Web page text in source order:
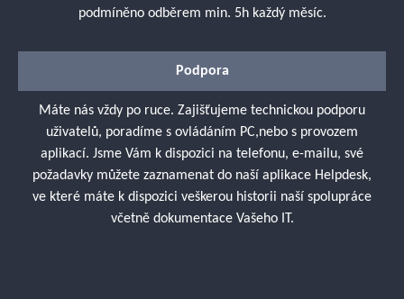
podmíněno odběrem min. 5h každý měsíc.
Podpora
Máte nás vždy po ruce. Zajišťujeme technickou podporu
uživatelů, poradíme s ovládáním PC,nebo s provozem
aplikací. Jsme Vám k dispozici na telefonu, e-mailu, své
požadavky můžete zaznamenat do naší aplikace Helpdesk,
ve které máte k dispozici veškerou historii naší spolupráce
včetně dokumentace Vašeho IT.